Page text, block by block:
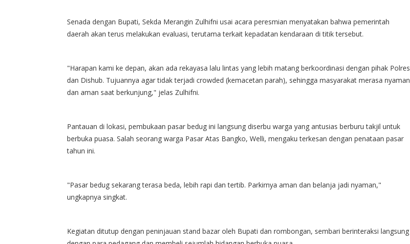
Senada dengan Bupati, Sekda Merangin Zulhifni usai acara peresmian menyatakan bahwa pemerintah
daerah akan terus melakukan evaluasi, terutama terkait kepadatan kendaraan di titik tersebut.
"Harapan kami ke depan, akan ada rekayasa lalu lintas yang lebih matang berkoordinasi dengan pihak Polres
dan Dishub. Tujuannya agar tidak terjadi crowded (kemacetan parah), sehingga masyarakat merasa nyaman
dan aman saat berkunjung," jelas Zulhifni.
Pantauan di lokasi, pembukaan pasar bedug ini langsung diserbu warga yang antusias berburu takjil untuk
berbuka puasa. Salah seorang warga Pasar Atas Bangko, Welli, mengaku terkesan dengan penataan pasar
tahun ini.
"Pasar bedug sekarang terasa beda, lebih rapi dan tertib. Parkirnya aman dan belanja jadi nyaman,"
ungkapnya singkat.
Kegiatan ditutup dengan peninjauan stand bazar oleh Bupati dan rombongan, sembari berinteraksi langsung